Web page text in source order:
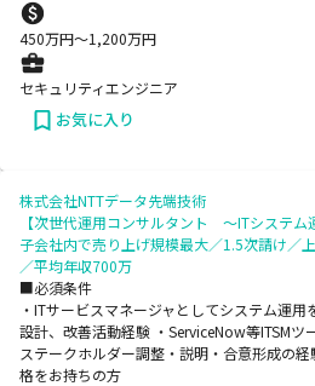
450万円〜1,200万円
セキュリティエンジニア
お気に入り
株式会社NTTデータ先端技術
【次世代運用コンサルタント ～ITシステム
子会社内で売り上げ規模最大／1.5次請け／
／平均年収700万
■必須条件
・ITサービスマネージャとしてシステム運用
設計、改善活動経験 ・ServiceNow等ITSMツ
ステークホルダー調整・説明・合意形成の
格をお持ちの方